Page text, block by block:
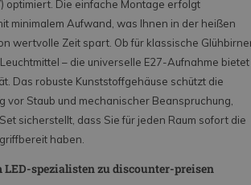
optimiert. Die einfache Montage erfolgt
minimalem Aufwand, was Ihnen in der heißen
wertvolle Zeit spart. Ob für klassische
– die universelle E27-Aufnahme bietet
Das robuste Kunststoffgehäuse schützt die
vor Staub und mechanischer Beanspruchung,
sicherstellt, dass Sie für jeden Raum sofort die
haben.
spezialisten zu discounter-preisen